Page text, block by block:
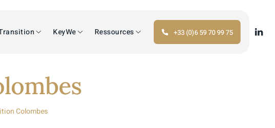
KeyWe Ressources +33 (0)6 59 70 99 75
Colombes